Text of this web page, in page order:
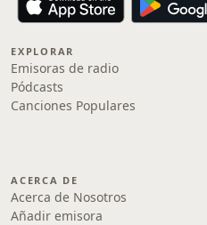
EXPLORAR
Emisoras de radio
Pódcasts
Canciones Populares
ACERCA DE
Acerca de Nosotros
Añadir emisora